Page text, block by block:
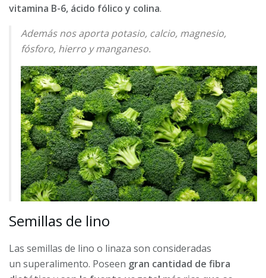
vitamina B-6, ácido fólico y colina.
Además nos aporta potasio, calcio, magnesio,
fósforo, hierro y manganeso.
Semillas de lino
Las semillas de lino o linaza son consideradas
un superalimento. Poseen gran cantidad de fibra